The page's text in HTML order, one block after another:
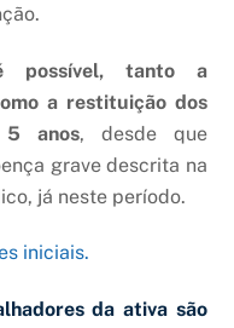
possível, tanto a
a restituição dos
5 anos, desde que
grave descrita na
já neste período.
iniciais.
da ativa são